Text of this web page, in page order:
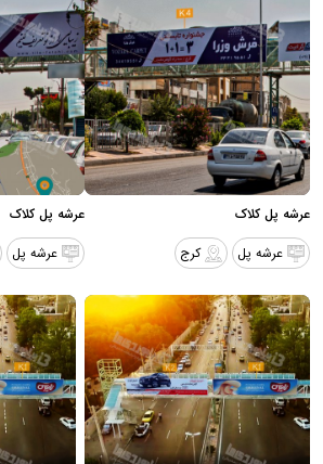
عرشه پل کلاک
عرشه پل
کرج
عرشه پل کلاک
عرشه پل